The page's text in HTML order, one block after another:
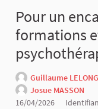
Pour un
formations
Guillaume LELONG
Josue MASSON
16/04/2026